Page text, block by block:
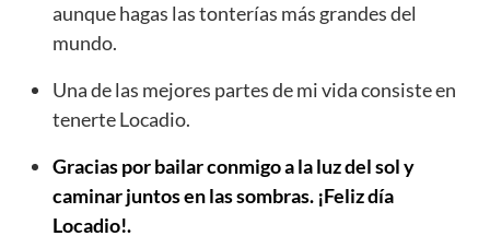
aunque hagas las tonterías más grandes del
mundo.
Una de las mejores partes de mi vida consiste en
tenerte Locadio.
Gracias por bailar conmigo a la luz del sol y
caminar juntos en las sombras. ¡Feliz día
Locadio!.